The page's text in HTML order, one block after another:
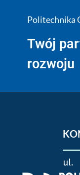
Politechnika
Twój
rozwoju
ul.